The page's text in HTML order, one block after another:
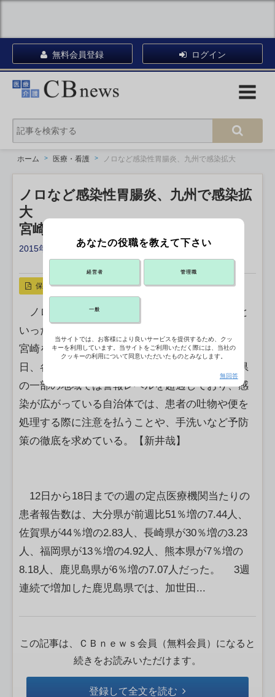
無料会員登録 ログイン
ホーム 医療・看護 ノロなど感染性胃腸炎、九州で感染拡大
ノロなど感染性胃腸炎、九州で感染拡
大
宮崎の一部で警報レベル
2015年10月23日 15:30
リンクをコピー X ポスト
保存
ノロウイルスなどの感染によって嘔吐や下痢と
いった症状を伴う感染性胃腸炎の患者報告数が、
宮崎を除く九州の6県で前週を上回ったことが23
日、各県がまとめた患者報告で分かった。宮崎県
の一部の地域では警報レベルを超過しており、感
染が広がっている自治体では、患者の吐物や便を
処理する際に注意を払うことや、手洗いなど予防
策の徹底を求めている。【新井哉】
12日から18日までの週の定点医療機関当たりの
患者報告数は、大分県が前週比51％増の7.44人、
佐賀県が44％増の2.83人、長崎県が30％増の3.23
人、福岡県が13％増の4.92人、熊本県が7％増の
8.18人、鹿児島県が6％増の7.07人だった。 3週
連続で増加した鹿児島県では、加世田...
この記事は、ＣＢｎｅｗｓ会員（無料会員）になると
続きをお読みいただけます。
登録して全文を読む
あなたの役職を教えて下さい
経営者 管理職
一般
当サイトでは、お客様により良いサービスを提供するため、クッ
キーを利用しています。当サイトをご利用いただく際には、当社の
クッキーの利用について同意いただいたものとみなします。
無回答